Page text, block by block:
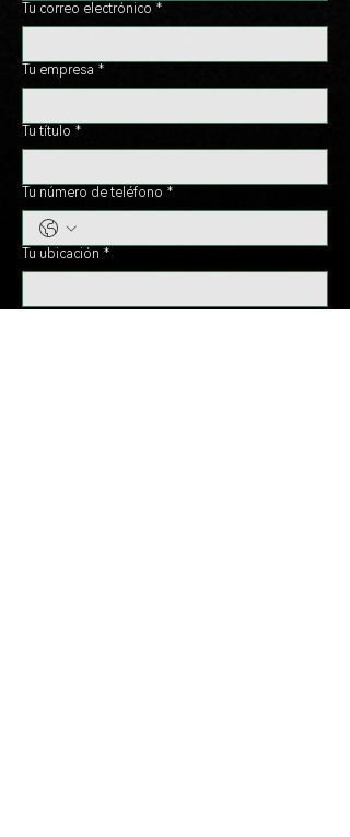
Tu correo electrónico *
Tu empresa *
Tu título *
Tu número de teléfono *
Tu ubicación *